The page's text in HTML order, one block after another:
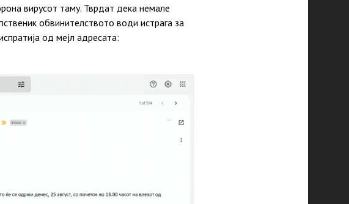
вирусот таму. Тврдат дека немале
обвинителството води истрага за
од мејл адресата: